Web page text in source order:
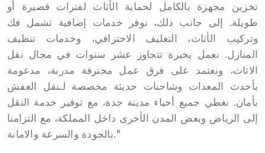
تخزين مجهزة بالكامل لحماية الأثاث لفترات قصيرة أو
طويلة. إلى جانب ذلك، نوفر خدمات إضافية تشمل فك
وتركيب الأثاث، التغليف الاحترافي، وخدمات تنظيف
المنازل. نعمل بخبرة تتجاوز عشر سنوات في مجال نقل
الاثاث، ونعتمد على فرق عمل محترفة مدربة، مدعومة
بأحدث المعدات وشاحنات حديثة مخصصة لـنقل العفش
بأمان. نغطي جميع أحياء مدينة جدة، مع توفير خدمة النقل
إلى الرياض وبعض المدن الأخرى داخل المملكة، مع التزامنا
بالجودة والسرعة والامانة."